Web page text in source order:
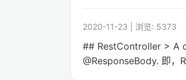
2020-11-23 | 浏览: 5373
## RestController > A
@ResponseBody. 即，